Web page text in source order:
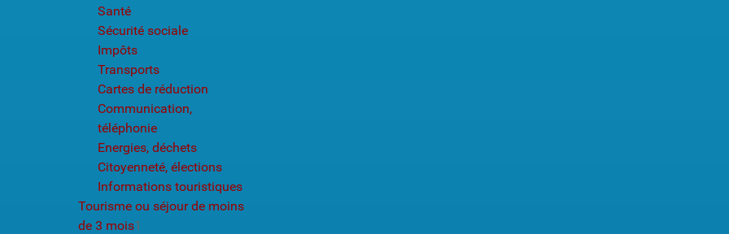
Santé
Sécurité sociale
Impôts
Transports
Cartes de réduction
Communication,
téléphonie
Energies, déchets
Citoyenneté, élections
Informations touristiques
Tourisme ou séjour de moins
de 3 mois1